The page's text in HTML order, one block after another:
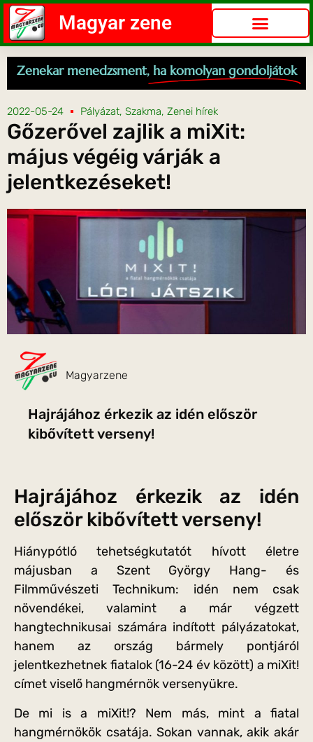
Magyar zene
Zenekar menedzsment, ha komolyan gondoljátok
2022-05-24 Pályázat, Szakma, Zenei hírek
Gőzerővel zajlik a miXit:
május végéig várják a
jelentkezéseket!
Magyarzene
Hajrájához érkezik az idén először
kibővített verseny!
Hajrájához érkezik az idén
először kibővített verseny!
Hiánypótló tehetségkutatót hívott életre
májusban a Szent György Hang- és
Filmművészeti Technikum: idén nem csak
növendékei, valamint a már végzett
hangtechnikusai számára indított pályázatokat,
hanem az ország bármely pontjáról
jelentkezhetnek fiatalok (16-24 év között) a miXit!
címet viselő hangmérnök versenyükre.
De mi is a miXit!? Nem más, mint a fiatal
hangmérnökök csatája. Sokan vannak, akik akár